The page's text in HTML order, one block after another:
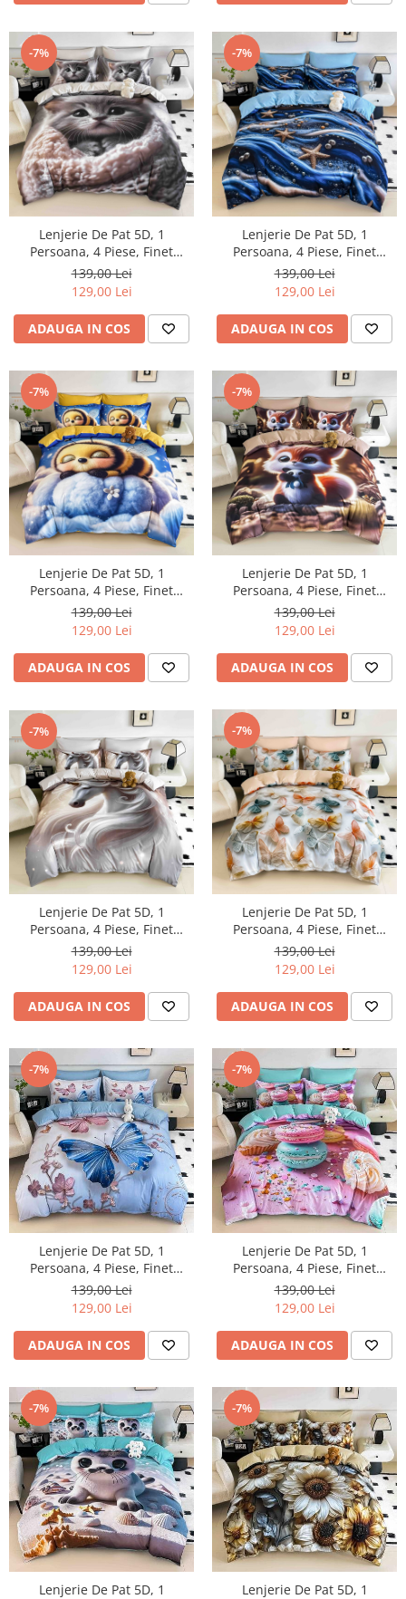
-7%
Lenjerie De Pat 5D, 1
Persoana, 4 Piese, Finet
Premium
139,00 Lei
129,00 Lei
ADAUGA IN COS
-7%
Lenjerie De Pat 5D, 1
Persoana, 4 Piese, Finet
Premium
139,00 Lei
129,00 Lei
ADAUGA IN COS
-7%
Lenjerie De Pat 5D, 1
Persoana, 4 Piese, Finet
Premium
139,00 Lei
129,00 Lei
ADAUGA IN COS
-7%
Lenjerie De Pat 5D, 1
Persoana, 4 Piese, Finet
Premium
139,00 Lei
129,00 Lei
ADAUGA IN COS
-7%
Lenjerie De Pat 5D, 1
Persoana, 4 Piese, Finet
Premium
139,00 Lei
129,00 Lei
ADAUGA IN COS
-7%
Lenjerie De Pat 5D, 1
Persoana, 4 Piese, Finet
Premium
139,00 Lei
129,00 Lei
ADAUGA IN COS
-7%
Lenjerie De Pat 5D, 1
Persoana, 4 Piese, Finet
Premium
139,00 Lei
129,00 Lei
ADAUGA IN COS
-7%
Lenjerie De Pat 5D, 1
Persoana, 4 Piese, Finet
Premium
139,00 Lei
129,00 Lei
ADAUGA IN COS
-7%
Lenjerie De Pat 5D, 1
-7%
Lenjerie De Pat 5D, 1